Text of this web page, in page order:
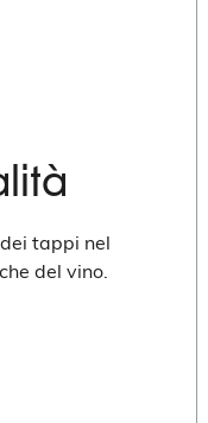
tappi nel
del vino.